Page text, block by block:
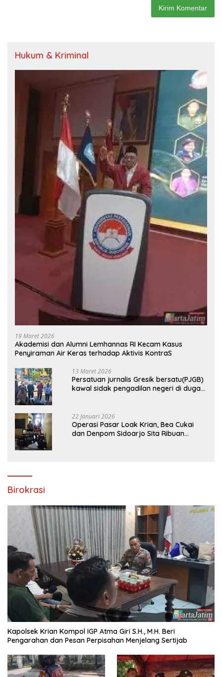
Hukum & Kriminal
19 Maret 2026
Akademisi dan Alumni Lemhannas RI Kecam Kasus
Penyiraman Air Keras terhadap Aktivis KontraS
13 Maret 2026
Persatuan jurnalis Gresik bersatu(PJGB)
kawal sidak pengadilan negeri di duga
22 Januari 2026
Operasi Pasar Loak Krian, Bea Cukai
dan Denpom Sidoarjo Sita Ribuan
Birokrasi
Kapolsek Krian Kompol IGP Atma Giri S.H., M.H. Beri
Pengarahan dan Pesan Perpisahan Menjelang Sertijab